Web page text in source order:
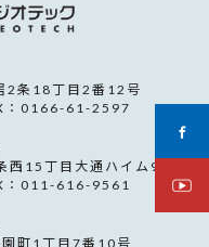
2条18丁目2番12号
0166-61-2597
15丁目大通ハイム907号
011-616-9561
町1丁目7番10号